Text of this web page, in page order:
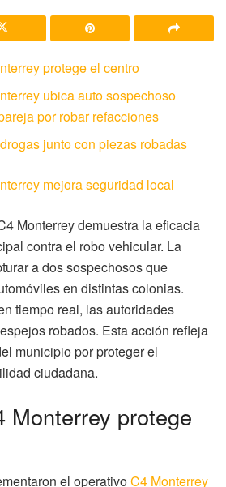
protege el centro
ubica auto sospechoso
por robar refacciones
junto con piezas robadas
mejora seguridad local
Monterrey demuestra la eficacia
contra el robo vehicular. La
a dos sospechosos que
en distintas colonias.
tiempo real, las autoridades
robados. Esta acción refleja
municipio por proteger el
ciudadana.
Monterrey protege
el operativoC4 Monterrey